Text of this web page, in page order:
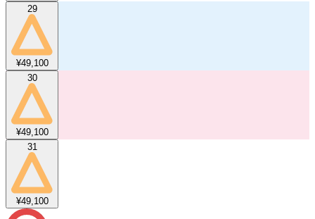
29
¥49,100
30
¥49,100
31
¥49,100